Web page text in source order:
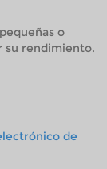
o
su rendimiento.
de